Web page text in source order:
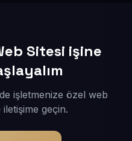
Sitesi işine
işletmenize özel web
geçin.